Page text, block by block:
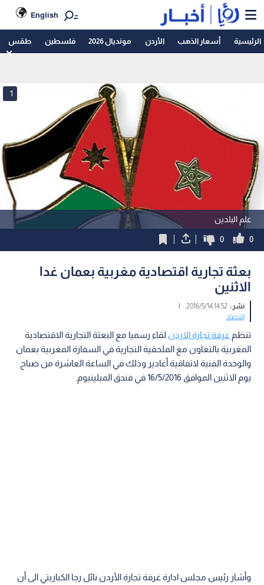
English
الرئيسية أسعار الذهب الأردن مونديال 2026 فلسطين طقس
علم البلدين
1
0
0
بعثة تجارية اقتصادية مغربية بعمان غدا
الاثنين
نشر :14:52 2016/5/14
|
اقتصاد
تنظم غرفة تجارة الاردن لقاء رسميا مع البعثة التجارية الاقتصادية
المغربية بالتعاون مع الملحقية التجارية في السفارة المغربية بعمان
والوحدة الفنية لاتفاقية أغادير وذلك في الساعة العاشرة من صباح
يوم الاثنين الموافق 16/5/2016 في فندق الميلينيوم.
وأشار رئيس مجلس ادارة غرفة تجارة الأردن نائل رجا الكباريتي الى أن